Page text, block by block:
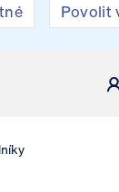
Povolit
ČESKÉ